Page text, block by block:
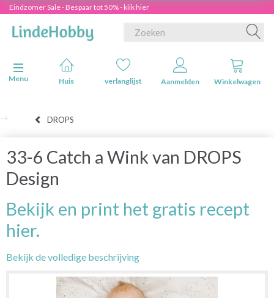
Eindzomer Sale - Bespaar tot 50% - klik hier
Navigatie in-/uitschakelen
Menu
Huis verlanglijst Aanmelden Winkelwagen
DROPS
33-6 Catch a Wink van DROPS
Design
Bekijk en print het gratis recept
hier.
Bekijk de volledige beschrijving